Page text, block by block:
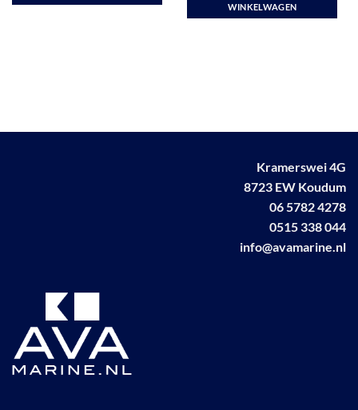
WINKELWAGEN
Kramerswei 4G
8723 EW Koudum
06 5782 4278
0515 338 044
info@avamarine.nl